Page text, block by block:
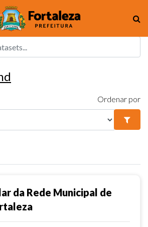
Ordenar por
da Rede Municipal de